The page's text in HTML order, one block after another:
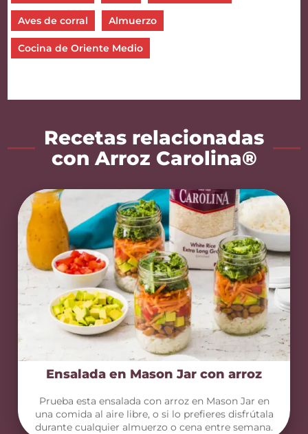
Aves de corral Almuerzo
Cocina de Oriente Medio
Recetas relacionadas
con Arroz Carolina®
Ensalada en Mason Jar con arroz
Prueba esta ensalada con arroz en Mason Jar en
una comida al aire libre, o si lo prefieres disfrútala
durante cualquier almuerzo o cena entre semana.